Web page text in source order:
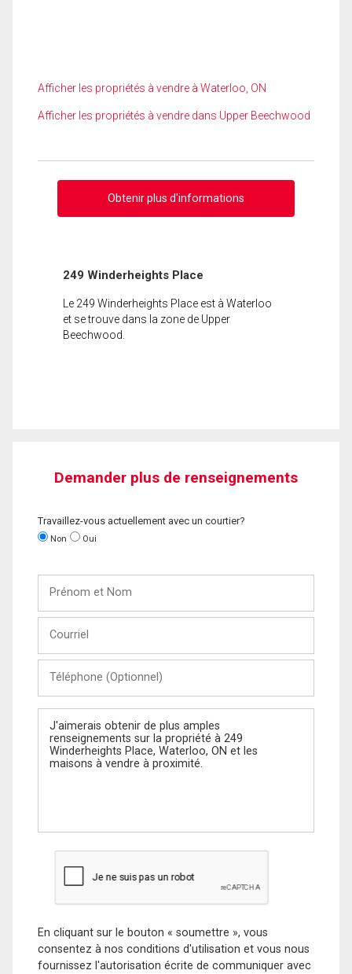
Afficher les propriétés à vendre à Waterloo, ON
Afficher les propriétés à vendre dans Upper Beechwood
Obtenir plus d'informations
249 Winderheights Place
Le 249 Winderheights Place est à Waterloo
et se trouve dans la zone de Upper
Beechwood.
Demander plus de renseignements
Travaillez-vous actuellement avec un courtier?
Non Oui
Nom
(Optionnel)
Message
En cliquant sur le bouton « soumettre », vous
consentez à nos conditions d'utilisation et vous nous
fournissez l'autorisation écrite de communiquer avec